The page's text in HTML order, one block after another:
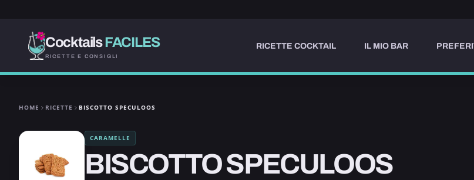
CocktailsFACILES
RICETTE E CONSIGLI
RICETTE COCKTAIL IL MIO BAR
HOME RICETTE BISCOTTO SPECULOOS
CARAMELLE
BISCOTTO SPECULOOS